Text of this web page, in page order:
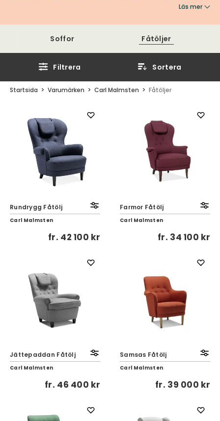
Läs mer
Soffor Fåtöljer
Filtrera Sortera
Startsida Varumärken Carl Malmsten Fåtöljer
Rundrygg Fåtölj
Carl Malmsten
fr. 42 100 kr
Farmor Fåtölj
Carl Malmsten
fr. 34 100 kr
Jättepaddan Fåtölj
Carl Malmsten
fr. 46 400 kr
Samsas Fåtölj
Carl Malmsten
fr. 39 000 kr